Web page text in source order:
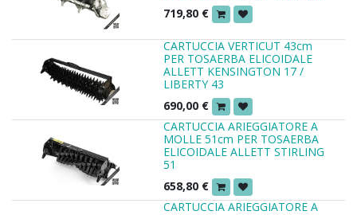
719,80 €
CARTUCCIA VERTICUT 43cm
PER TOSAERBA ELICOIDALE
ALLETT KENSINGTON 17 /
LIBERTY 43
690,00 €
CARTUCCIA ARIEGGIATORE A
MOLLE 51cm PER TOSAERBA
ELICOIDALE ALLETT STIRLING
51
658,80 €
CARTUCCIA ARIEGGIATORE A